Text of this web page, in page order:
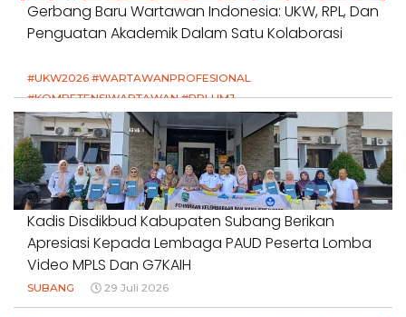
Gerbang Baru Wartawan Indonesia: UKW, RPL, Dan
Penguatan Akademik Dalam Satu Kolaborasi
#UKW2026 #WARTAWANPROFESIONAL
#KOMPETENSIWARTAWAN #RPLUMJ
#PENDIDIKANWARTAWAN #SWINASIONAL #SWIJABAR
1 Agustus 2026
Kadis Disdikbud Kabupaten Subang Berikan
Apresiasi Kepada Lembaga PAUD Peserta Lomba
Video MPLS Dan G7KAIH
SUBANG 29 Juli 2026